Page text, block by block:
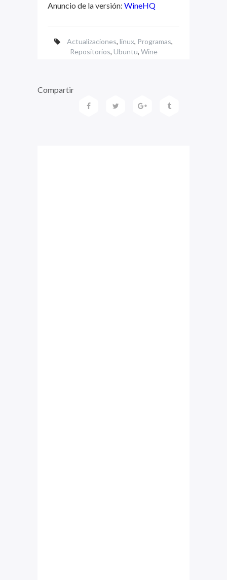
Anuncio de la versión: WineHQ
Actualizaciones, linux, Programas,
Repositorios, Ubuntu, Wine
Compartir